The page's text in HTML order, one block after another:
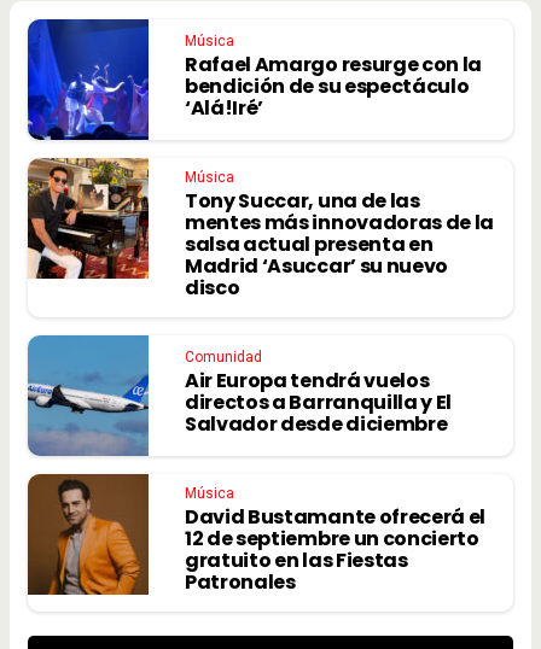
Música
Rafael Amargo resurge con la
bendición de su espectáculo
‘Alá!Iré’
Música
Tony Succar, una de las
mentes más innovadoras de la
salsa actual presenta en
Madrid ‘Asuccar’ su nuevo
disco
Comunidad
Air Europa tendrá vuelos
directos a Barranquilla y El
Salvador desde diciembre
Música
David Bustamante ofrecerá el
12 de septiembre un concierto
gratuito en las Fiestas
Patronales